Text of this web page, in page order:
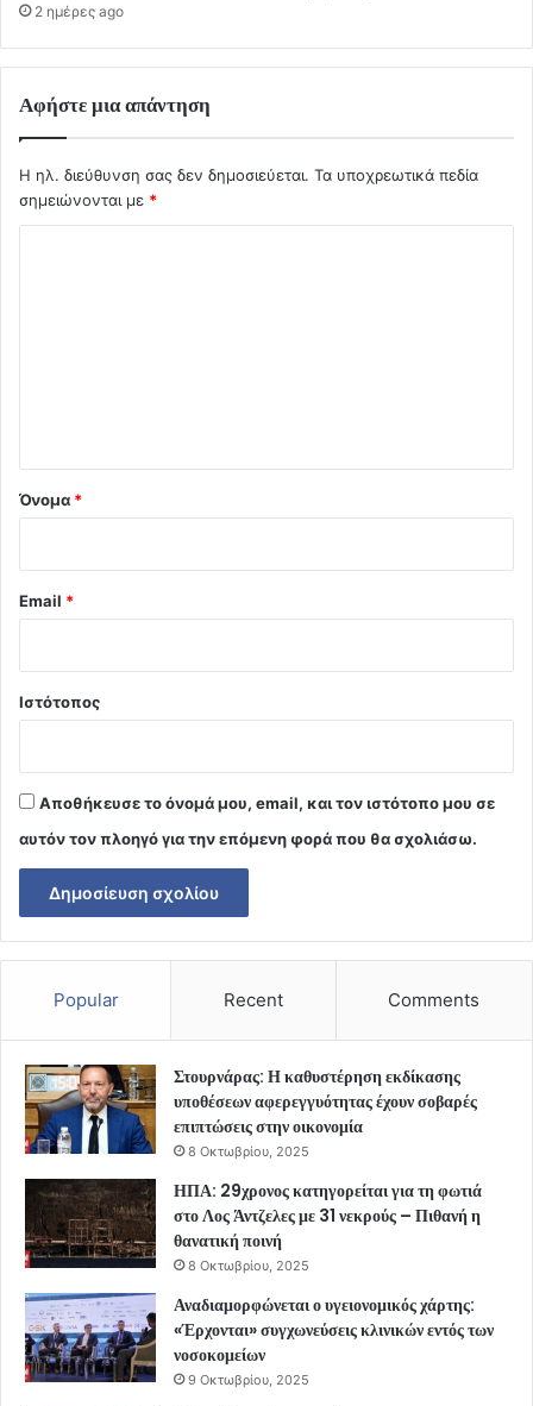
2 ημέρες ago
Αφήστε μια απάντηση
Η ηλ. διεύθυνση σας δεν δημοσιεύεται. Τα υποχρεωτικά πεδία
σημειώνονται με *
Όνομα *
Email *
Ιστότοπος
Αποθήκευσε το όνομά μου, email, και τον ιστότοπο μου σε
αυτόν τον πλοηγό για την επόμενη φορά που θα σχολιάσω.
Popular Recent Comments
Στουρνάρας: Η καθυστέρηση εκδίκασης
υποθέσεων αφερεγγυότητας έχουν σοβαρές
επιπτώσεις στην οικονομία
8 Οκτωβρίου, 2025
ΗΠΑ: 29χρονος κατηγορείται για τη φωτιά
στο Λος Άντζελες με 31 νεκρούς – Πιθανή η
θανατική ποινή
8 Οκτωβρίου, 2025
Αναδιαμορφώνεται ο υγειονομικός χάρτης:
«Έρχονται» συγχωνεύσεις κλινικών εντός των
νοσοκομείων
9 Οκτωβρίου, 2025